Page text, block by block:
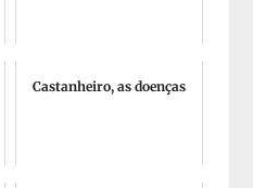
Castanheiro, as doenças